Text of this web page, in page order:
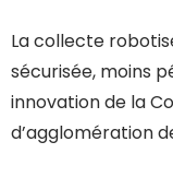
La collecte
sécurisée, moins
innovation de la
d’agglomération